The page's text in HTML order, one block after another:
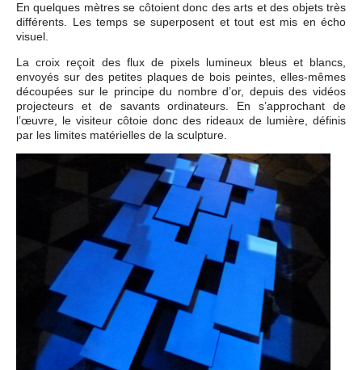
En quelques mètres se côtoient donc des arts et des objets très
différents. Les temps se superposent et tout est mis en écho
visuel.
La croix reçoit des flux de pixels lumineux bleus et blancs,
envoyés sur des petites plaques de bois peintes, elles-mêmes
découpées sur le principe du nombre d’or, depuis des vidéos
projecteurs et de savants ordinateurs. En s’approchant de
l’œuvre, le visiteur côtoie donc des rideaux de lumière, définis
par les limites matérielles de la sculpture.